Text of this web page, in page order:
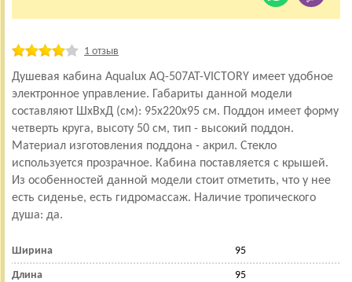
1 отзыв
Душевая кабина Aqualux AQ-507AT-VICTORY имеет удобное
электронное управление. Габариты данной модели
составляют ШхВхД (см): 95x220x95 см. Поддон имеет форму
четверть круга, высоту 50 см, тип - высокий поддон.
Материал изготовления поддона - акрил. Стекло
используется прозрачное. Кабина поставляется с крышей.
Из особенностей данной модели стоит отметить, что у нее
есть сиденье, есть гидромассаж. Наличие тропического
душа: да.
Ширина 95
Длина 95